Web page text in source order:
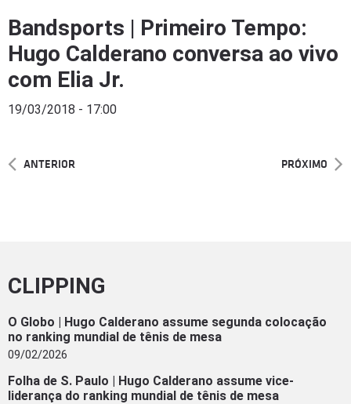
Bandsports | Primeiro Tempo:
Hugo Calderano conversa ao vivo
com Elia Jr.
19/03/2018 - 17:00
ANTERIOR PRÓXIMO
CLIPPING
O Globo | Hugo Calderano assume segunda colocação
no ranking mundial de tênis de mesa
09/02/2026
Folha de S. Paulo | Hugo Calderano assume vice-
liderança do ranking mundial de tênis de mesa